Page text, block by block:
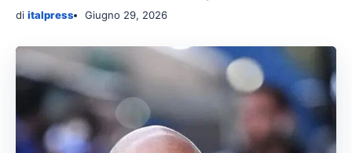
di italpress Giugno 29, 2026